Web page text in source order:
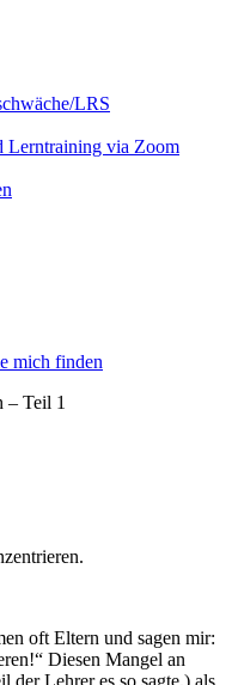
LRS
Lerntraining via Zoom
mich finden
– Teil 1
oft Eltern und sagen mir:
Diesen Mangel an